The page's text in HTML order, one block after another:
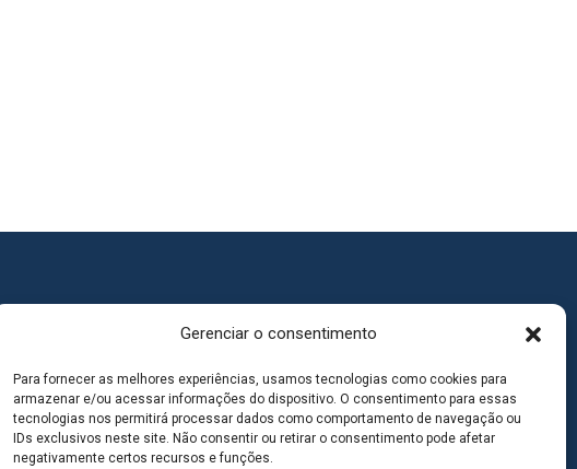
Gerenciar o consentimento
Para fornecer as melhores experiências, usamos tecnologias como cookies para
armazenar e/ou acessar informações do dispositivo. O consentimento para essas
tecnologias nos permitirá processar dados como comportamento de navegação ou
IDs exclusivos neste site. Não consentir ou retirar o consentimento pode afetar
negativamente certos recursos e funções.